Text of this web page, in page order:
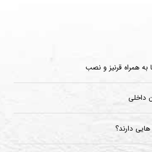
همراه قرنیز و نصب
داخلی
دارند؟